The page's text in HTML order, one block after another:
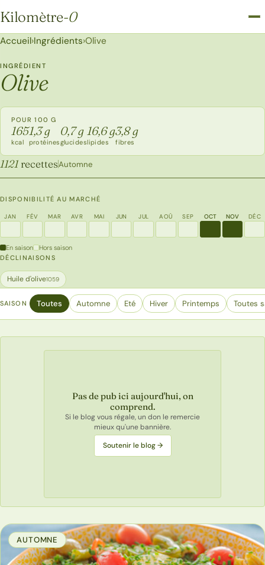
Kilomètre-0
Kilomètre-0
Accueil›Ingrédients›Olive
INGRÉDIENT
Olive
POUR 100 G
165
kcal
1,3 g
protéines
0,7 g
glucides
16,6 g
lipides
3,8 g
fibres
1121 recettesAutomne
DISPONIBILITÉ AU MARCHÉ
JAN FÉV MAR AVR MAI JUN JUL AOÛ SEP OCT NOV DÉC
En saison
Hors saison
DÉCLINAISONS
Huile d'olive1059
SAISON Toutes Automne Eté Hiver Printemps Toutes
Pas de pub ici aujourd'hui, on
comprend.
Si le blog vous régale, un don le remercie
mieux qu'une bannière.
Soutenir le blog →
AUTOMNE